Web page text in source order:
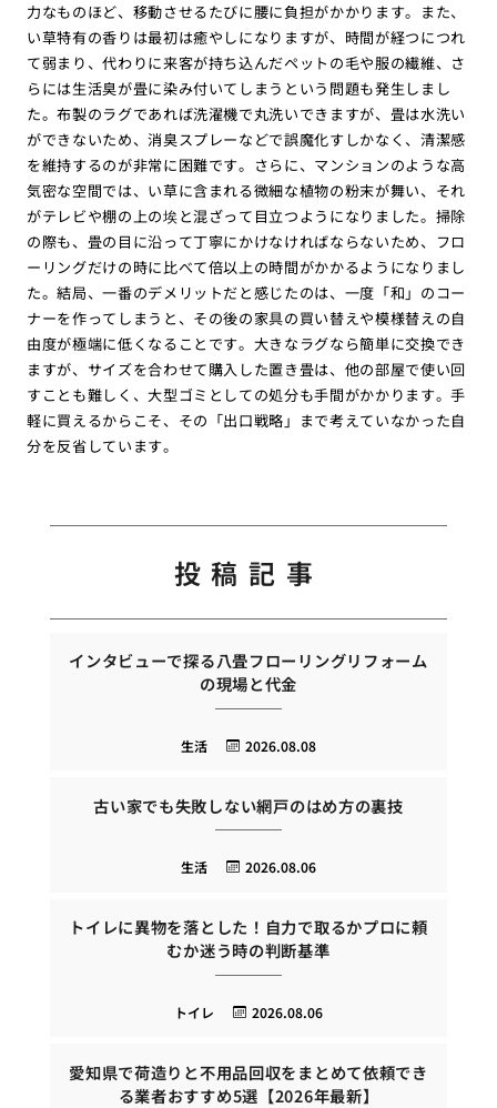
力なものほど、移動させるたびに腰に負担がかかります。また、
い草特有の香りは最初は癒やしになりますが、時間が経つにつれ
て弱まり、代わりに来客が持ち込んだペットの毛や服の繊維、さ
らには生活臭が畳に染み付いてしまうという問題も発生しまし
た。布製のラグであれば洗濯機で丸洗いできますが、畳は水洗い
ができないため、消臭スプレーなどで誤魔化すしかなく、清潔感
を維持するのが非常に困難です。さらに、マンションのような高
気密な空間では、い草に含まれる微細な植物の粉末が舞い、それ
がテレビや棚の上の埃と混ざって目立つようになりました。掃除
の際も、畳の目に沿って丁寧にかけなければならないため、フロ
ーリングだけの時に比べて倍以上の時間がかかるようになりまし
た。結局、一番のデメリットだと感じたのは、一度「和」のコー
ナーを作ってしまうと、その後の家具の買い替えや模様替えの自
由度が極端に低くなることです。大きなラグなら簡単に交換でき
ますが、サイズを合わせて購入した置き畳は、他の部屋で使い回
すことも難しく、大型ゴミとしての処分も手間がかかります。手
軽に買えるからこそ、その「出口戦略」まで考えていなかった自
分を反省しています。
投稿記事
インタビューで探る八畳フローリングリフォーム
の現場と代金
2026.08.08
生活
古い家でも失敗しない網戸のはめ方の裏技
2026.08.06
生活
トイレに異物を落とした！自力で取るかプロに頼
むか迷う時の判断基準
2026.08.06
トイレ
愛知県で荷造りと不用品回収をまとめて依頼でき
る業者おすすめ5選【2026年最新】